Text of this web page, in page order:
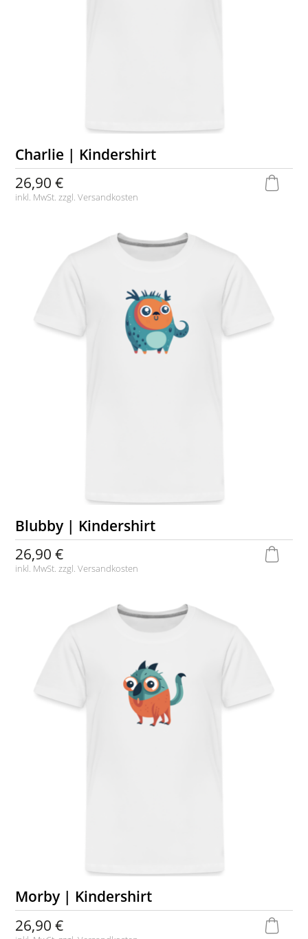
Charlie | Kindershirt
26,90 €
inkl. MwSt. zzgl.Versandkosten
Blubby | Kindershirt
26,90 €
inkl. MwSt. zzgl.Versandkosten
Morby | Kindershirt
26,90 €